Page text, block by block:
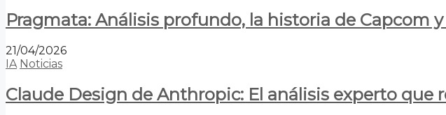
Pragmata: Análisis profundo, la historia de Capcom
21/04/2026
IA Noticias
Claude Design de Anthropic: El análisis experto